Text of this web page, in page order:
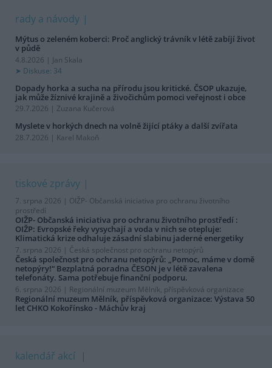
rady a návody
Mýtus o zeleném koberci: Proč anglický trávník v létě zabíjí život
v půdě
4.8.2026 | Jan Skala
Diskuse: 34
Dopady horka a sucha na přírodu jsou kritické. ČSOP ukazuje,
jak může žíznivé krajině a živočichům pomoci veřejnost i obce
29.7.2026 | Zuzana Kučerová
Myslete v horkých dnech na volně žijící ptáky a další zvířata
28.7.2026 | Karel Makoň
tiskové zprávy
7. srpna 2026 | OIŽP- Občanská iniciativa pro ochranu životního
prostředí
OIŽP- Občanská iniciativa pro ochranu životního prostředí :
OIŽP: Evropské řeky vysychají a voda v nich se otepluje:
Klimatická krize odhaluje zásadní slabinu jaderné energetiky
7. srpna 2026 | Česká společnost pro ochranu netopýrů
Česká společnost pro ochranu netopýrů: „Pomoc, máme v domě
netopýry!“ Bezplatná poradna ČESON je v létě zavalena
telefonáty. Sama potřebuje finanční podporu.
6. srpna 2026 | Regionální muzeum Mělník, příspěvková organizace
Regionální muzeum Mělník, příspěvková organizace: Výstava 50
let CHKO Kokořínsko - Máchův kraj
kalendář akcí